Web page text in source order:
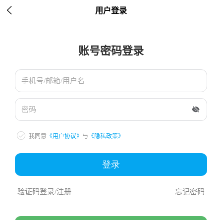
 用户登录
账号密码登录
手机号/邮箱/用户名
密码 
 我同意 《用户协议》 与 《隐私政策》
登录
验证码登录/注册 忘记密码